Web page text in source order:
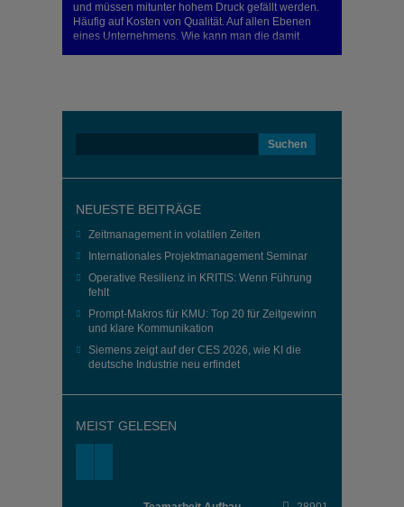
und müssen mitunter hohem Druck gefällt werden.
Häufig auf Kosten von Qualität. Auf allen Ebenen
eines Unternehmens. Wie kann man die damit
NEUESTE BEITRÄGE
Zeitmanagement in volatilen Zeiten
Internationales Projektmanagement Seminar
Operative Resilienz in KRITIS: Wenn Führung
fehlt
Prompt-Makros für KMU: Top 20 für Zeitgewinn
und klare Kommunikation
Siemens zeigt auf der CES 2026, wie KI die
deutsche Industrie neu erfindet
MEIST GELESEN